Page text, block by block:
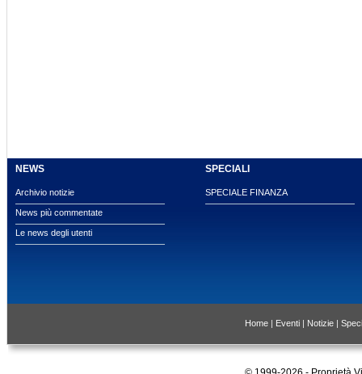
NEWS
Archivio notizie
News più commentate
Le news degli utenti
SPECIALI
SPECIALE FINANZA
Home | Eventi | Notizie |